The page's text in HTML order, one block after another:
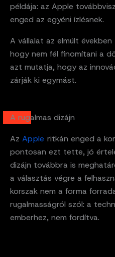
példája: az Apple
enged az egyéni ízlésnek.
A vállalat az elmúlt
hogy nem fél finomítani a
azt mutatja, hogy az
zárják ki egymást.
A rugalmas dizájn
Az Apple ritkán enged a
pontosan ezt tette, jó
dizájn továbbra is
a választás végre a
korszak nem a forma
rugalmasságról szól: a
emberhez, nem fordítva.